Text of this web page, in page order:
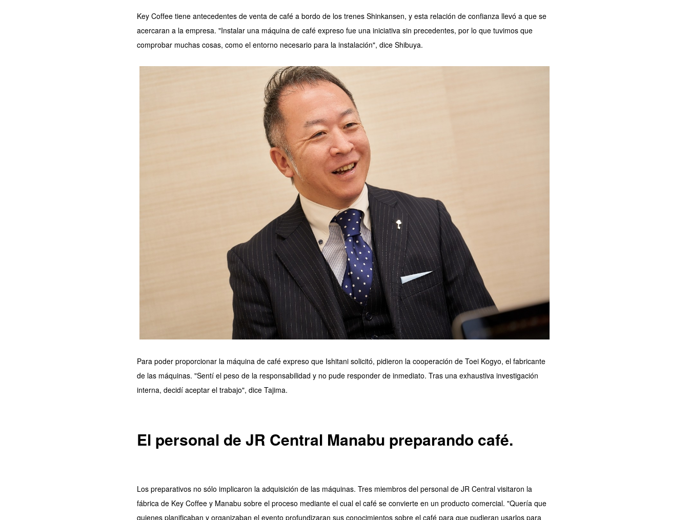
Key Coffee tiene antecedentes de venta de café a bordo de los trenes Shinkansen, y esta relación de confianza llevó a que se
acercaran a la empresa. "Instalar una máquina de café expreso fue una iniciativa sin precedentes, por lo que tuvimos que
comprobar muchas cosas, como el entorno necesario para la instalación", dice Shibuya.
Para poder proporcionar la máquina de café expreso que Ishitani solicitó, pidieron la cooperación de Toei Kogyo, el fabricante
de las máquinas. "Sentí el peso de la responsabilidad y no pude responder de inmediato. Tras una exhaustiva investigación
interna, decidí aceptar el trabajo", dice Tajima.
El personal de JR Central Manabu preparando café.
Los preparativos no sólo implicaron la adquisición de las máquinas. Tres miembros del personal de JR Central visitaron la
fábrica de Key Coffee y Manabu sobre el proceso mediante el cual el café se convierte en un producto comercial. "Quería que
quienes planificaban y organizaban el evento profundizaran sus conocimientos sobre el café para que pudieran usarlos para